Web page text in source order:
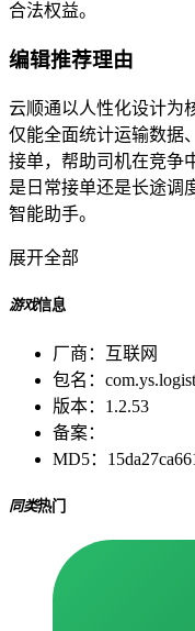
合法权益。
编辑推荐理由
云顺通以人性化设计为
仅能全面统计运输数据
接单，帮助司机在竞争
是日常接单还是长途调
智能助手。
展开全部
游戏信息
厂商： 互联网
包名：
版本： 1.2.53
备案：
MD5：
同类热门